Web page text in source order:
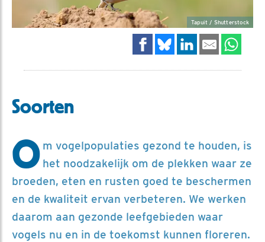
Tapuit / Shutterstock
Soorten
O m vogelpopulaties gezond te houden, is
het noodzakelijk om de plekken waar ze
broeden, eten en rusten goed te beschermen
en de kwaliteit ervan verbeteren. We werken
daarom aan gezonde leefgebieden waar
vogels nu en in de toekomst kunnen floreren.